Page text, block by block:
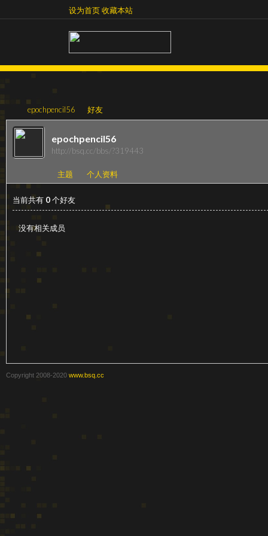
收藏本站设为首页收藏本站
速
›
epochpencil56 好友
epochpencil56
http://bsq.cc/bbs/?319443
主题 个人资料
当前共有 0个好友
没有相关成员
Copyright 2008-2020 www.bsq.cc